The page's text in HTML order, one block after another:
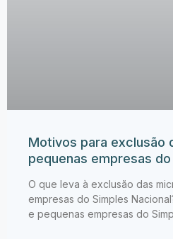
Motivos para exclusão
pequenas empresas
O que leva à exclusão das
empresas do Simples
e pequenas empresas do